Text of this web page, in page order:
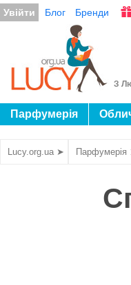
Увійти Блог Бренди
З
Парфумерія
Lucy.org.ua ➤ Парфумерія